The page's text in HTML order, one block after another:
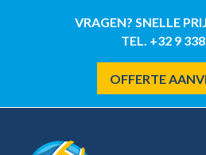
VRAGEN? SNELLE
TEL. +32 9
OFFERTE